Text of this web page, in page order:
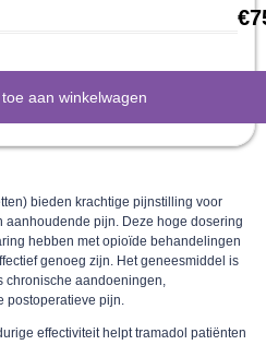
€
aan winkelwagen
bieden krachtige pijnstilling voor
pijn. Deze hoge dosering
hebben met opioïde behandelingen
genoeg zijn. Het geneesmiddel is
chronische aandoeningen,
postoperatieve pijn.
effectiviteit helpt tramadol patiënten